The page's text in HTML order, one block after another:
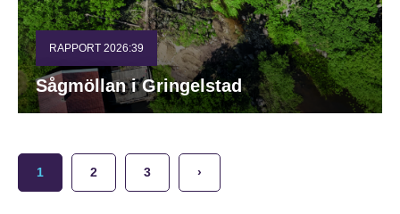
RAPPORT 2026:39
Sågmöllan i Gringelstad
1 2 3 ›